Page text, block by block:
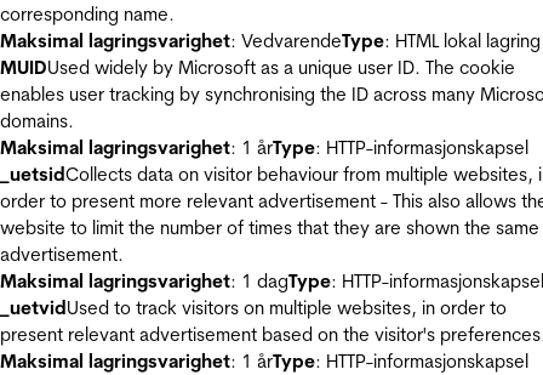
corresponding name.
Maksimal lagringsvarighet: VedvarendeType: HTML lokal lagring
MUIDUsed widely by Microsoft as a unique user ID. The cookie
enables user tracking by synchronising the ID across many
domains.
Maksimal lagringsvarighet: 1 årType: HTTP-informasjonskapsel
_uetsidCollects data on visitor behaviour from multiple websites,
order to present more relevant advertisement - This also allows
website to limit the number of times that they are shown the same
advertisement.
Maksimal lagringsvarighet: 1 dagType: HTTP-informasjonskapsel
_uetvidUsed to track visitors on multiple websites, in order to
present relevant advertisement based on the visitor's
Maksimal lagringsvarighet: 1 årType: HTTP-informasjonskapsel